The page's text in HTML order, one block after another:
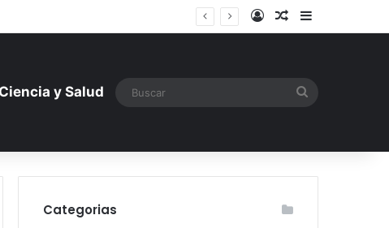
ante la amenaza rusa Iniciar sesión
ArtículoBarra lateral
Ciencia y Salud
Categorias